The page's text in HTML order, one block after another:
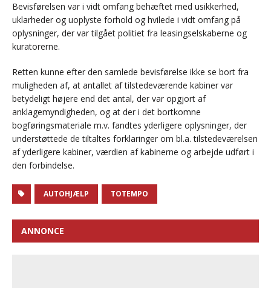
Bevisførelsen var i vidt omfang behæftet med usikkerhed,
uklarheder og uoplyste forhold og hvilede i vidt omfang på
oplysninger, der var tilgået politiet fra leasingselskaberne og
kuratorerne.
Retten kunne efter den samlede bevisførelse ikke se bort fra
muligheden af, at antallet af tilstedeværende kabiner var
betydeligt højere end det antal, der var opgjort af
anklagemyndigheden, og at der i det bortkomne
bogføringsmateriale m.v. fandtes yderligere oplysninger, der
understøttede de tiltaltes forklaringer om bl.a. tilstedeværelsen
af yderligere kabiner, værdien af kabinerne og arbejde udført i
den forbindelse.
AUTOHJÆLP TOTEMPO
ANNONCE